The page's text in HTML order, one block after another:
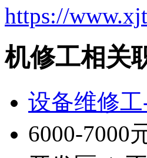
https://
机修工相关
设备维修
6000-7000